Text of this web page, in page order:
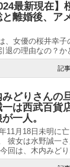
最新現在
と離婚後、ア
、女優の桜井幸
退の理由なの？か
記
みどりさんの
一は西武百貨
一人。
11月18日未明に
彼女は水野誠一
回は、木内みど